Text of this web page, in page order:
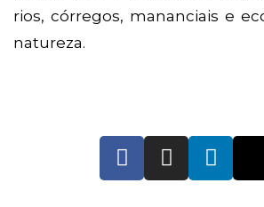
rios, córregos, mananciais e
natureza.